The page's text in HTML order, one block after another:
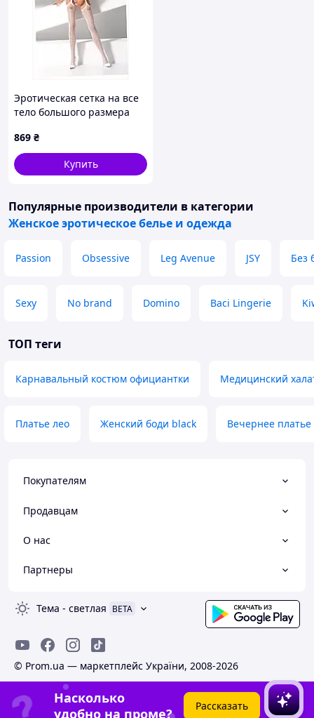
Эротическая сетка на все
тело большого размера
869 ₴
Купить
Популярные производители в категории
Женское эротическое белье и одежда
Passion Obsessive Leg Avenue JSY Без
Sexy No brand Domino Baci Lingerie
ТОП теги
Карнавальный костюм официантки Медицинский
Платье лео Женский боди black Вечернее
Покупателям
Продавцам
О нас
Партнеры
Тема - светлая BETA
© Prom.ua — маркетплейс України, 2008-2026
Насколько
удобно на проме?
Рассказать